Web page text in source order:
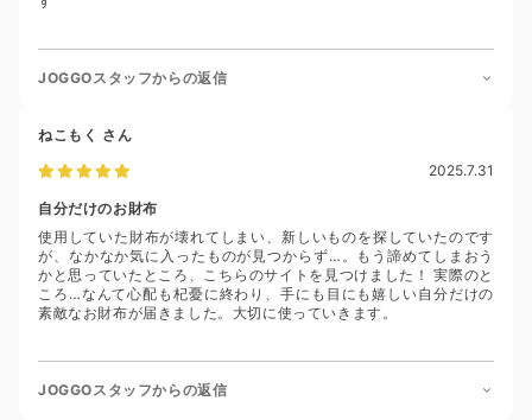
JOGGOスタッフからの返信
ねこもく さん
2025.7.31
自分だけのお財布
使用していた財布が壊れてしまい、新しいものを探していたのです
が、なかなか気に入ったものが見つからず…。もう諦めてしまおう
かと思っていたところ、こちらのサイトを見つけました！ 実際のと
ころ…なんて心配も杞憂に終わり、手にも目にも嬉しい自分だけの
素敵なお財布が届きました。大切に使っていきます。
JOGGOスタッフからの返信